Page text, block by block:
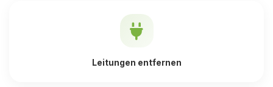
Leitungen entfernen